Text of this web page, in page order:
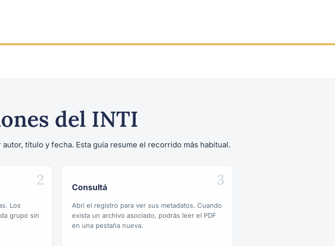
del INTI
título y fecha. Esta guía resume el recorrido más habitual.
2
Los
grupo sin
3
Consultá
Abrí el registro para ver sus metadatos. Cuando
exista un archivo asociado, podrás leer el PDF
en una pestaña nueva.